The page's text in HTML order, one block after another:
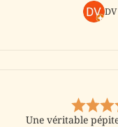
Une véritable